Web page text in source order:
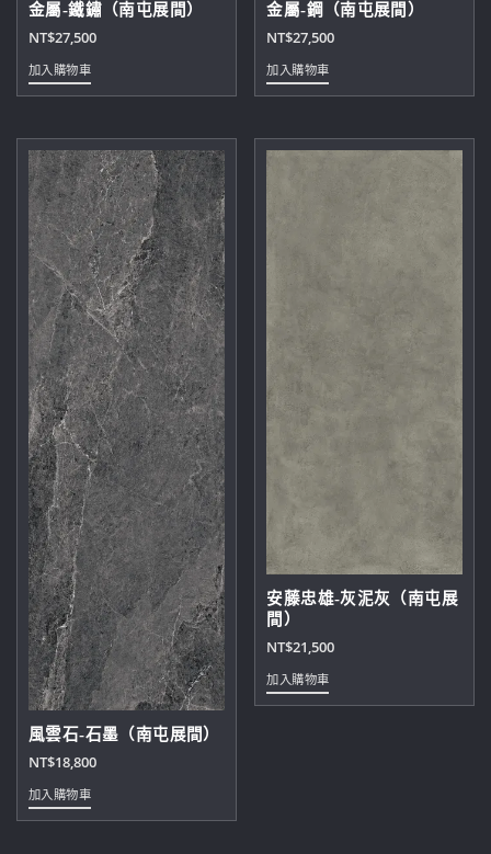
金屬-鐵鏽（南屯展間）
NT$27,500
加入購物車
金屬-鋼（南屯展間）
NT$27,500
加入購物車
風雲石-石墨（南屯展間）
NT$18,800
加入購物車
安藤忠雄-灰泥灰（南屯展
間）
NT$21,500
加入購物車